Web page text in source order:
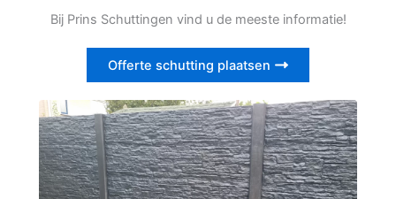
Bij Prins Schuttingen vind u de meeste informatie!
Offerte schutting plaatsen